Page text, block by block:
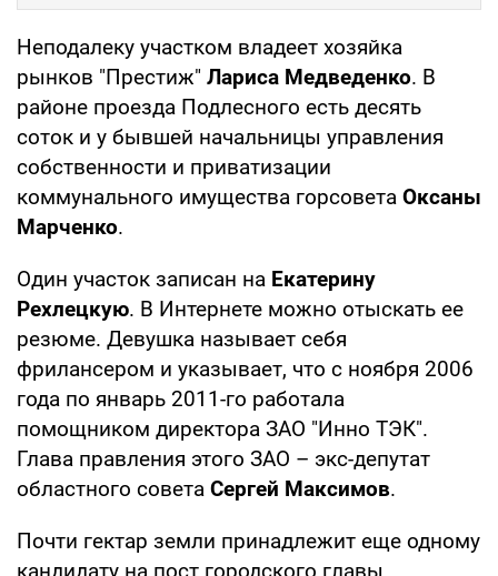
Неподалеку участком владеет хозяйка
рынков "Престиж" Лариса Медведенко. В
районе проезда Подлесного есть десять
соток и у бывшей начальницы управления
собственности и приватизации
коммунального имущества горсовета Оксаны
Марченко.
Один участок записан на Екатерину
Рехлецкую. В Интернете можно отыскать ее
резюме. Девушка называет себя
фрилансером и указывает, что с ноября 2006
года по январь 2011-го работала
помощником директора ЗАО "Инно ТЭК".
Глава правления этого ЗАО – экс-депутат
областного совета Сергей Максимов.
Почти гектар земли принадлежит еще одному
кандидату на пост городского главы